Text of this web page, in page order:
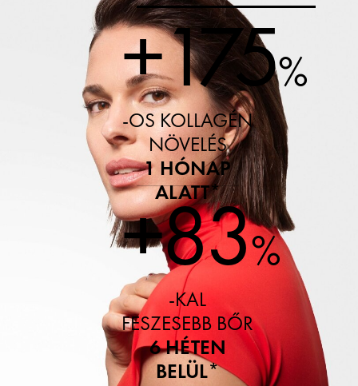
+175%
-OS KOLLAGÉN
NÖVELÉS
1 HÓNAP
ALATT*
+83%
-KAL
FESZESEBB BŐR
6 HÉTEN
BELÜL*